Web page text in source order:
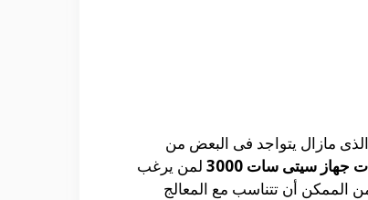
مازال يتواجد فى البعض من
سيتى سات 3000
لمن يرغب
الممكن أن تتناسب مع المعالج